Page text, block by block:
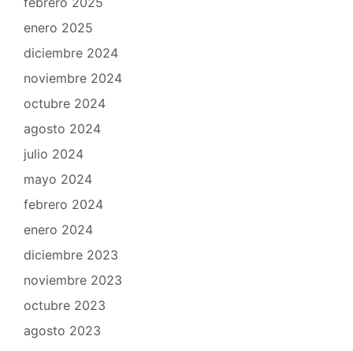
enero 2025
diciembre 2024
noviembre 2024
octubre 2024
agosto 2024
julio 2024
mayo 2024
febrero 2024
enero 2024
diciembre 2023
noviembre 2023
octubre 2023
agosto 2023